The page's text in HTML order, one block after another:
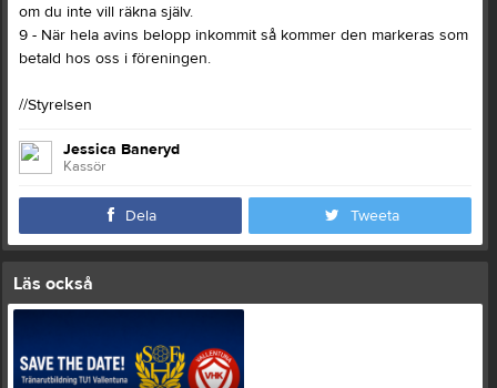
om du inte vill räkna själv.
9 - När hela avins belopp inkommit så kommer den markeras som
betald hos oss i föreningen.
//Styrelsen
Jessica Baneryd
Kassör
Dela Tweeta
Läs också